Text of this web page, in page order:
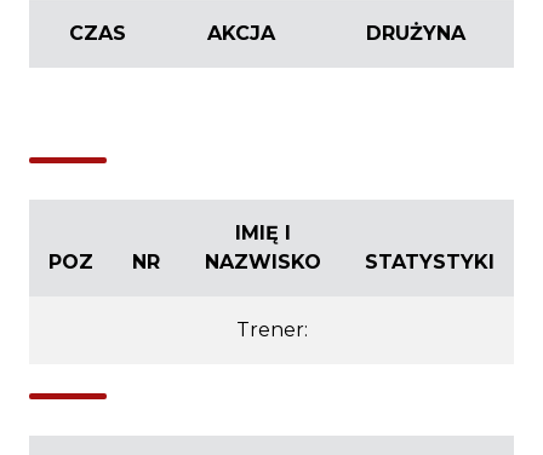
CZAS AKCJA DRUŻYNA
POZ NR
IMIĘ I
NAZWISKO
STATYSTYKI
Trener: